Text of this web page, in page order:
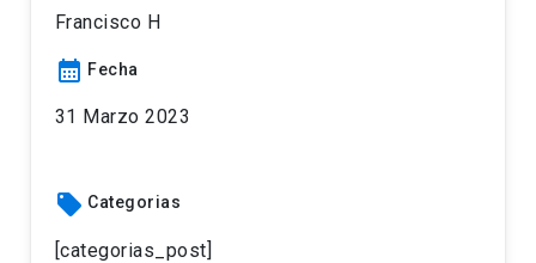
Francisco H
calendar_month Fecha
31 Marzo 2023
local_offer Categorias
[categorias_post]